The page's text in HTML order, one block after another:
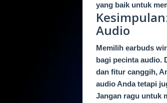
yang baik untuk
Audio
Memilih earbuds
bagi pecinta audio.
dan fitur canggih,
audio Anda tetapi
Jangan ragu untuk